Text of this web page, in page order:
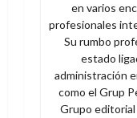
en varios
profesionales
Su rumbo
estado
administración
como el Grup
Grupo editorial